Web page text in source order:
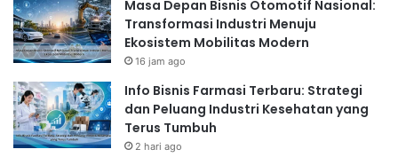
Masa Depan Bisnis Otomotif Nasional:
Transformasi Industri Menuju
Ekosistem Mobilitas Modern
16 jam ago
Info Bisnis Farmasi Terbaru: Strategi
dan Peluang Industri Kesehatan yang
Terus Tumbuh
2 hari ago